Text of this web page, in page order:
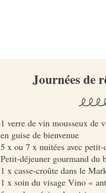
Journées de
1 verre de vin mousseux de
en guise de bienvenue
5 x ou 7 x nuitées avec
Petit-déjeuner gourmand du
1 x casse-croûte dans le
1 x soin du visage Vino «